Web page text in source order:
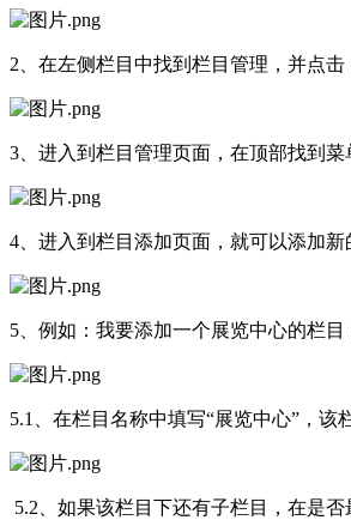
2、在左侧栏目中找到栏目管理，并点击
3、进入到栏目管理页面，在顶部找到菜
4、进入到栏目添加页面，就可以添加新
5、例如：我要添加一个展览中心的栏目
5.1、在栏目名称中填写“展览中心”，
5.2、如果该栏目下还有子栏目，在是